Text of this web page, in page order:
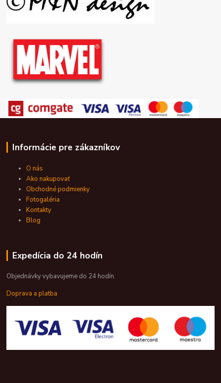
Informácie pre zákazníkov
O nás
Ako nakupovať
Obchodné podmienky
Fotogaléria
Kontakty
Blog
Expedícia do 24 hodín
Objednávky vybavujeme do 24 hodín.
Doprava a platba